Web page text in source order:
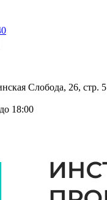
Слобода, 26, стр. 5
18:00